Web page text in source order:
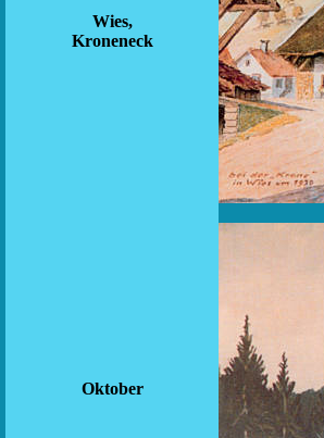
Wies,
Kroneneck
Oktober